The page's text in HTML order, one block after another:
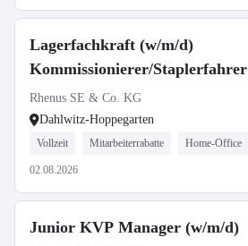
Lagerfachkraft (w/m/d)
Kommissionierer/Staplerfahrer
Rhenus SE & Co. KG
Dahlwitz-Hoppegarten
Vollzeit Mitarbeiterrabatte Home-Office
02.08.2026
Junior KVP Manager (w/m/d)